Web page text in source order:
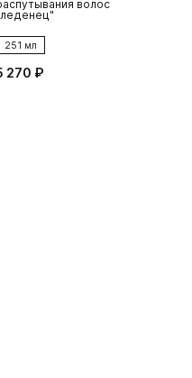
волос
251 мл
270 ₽